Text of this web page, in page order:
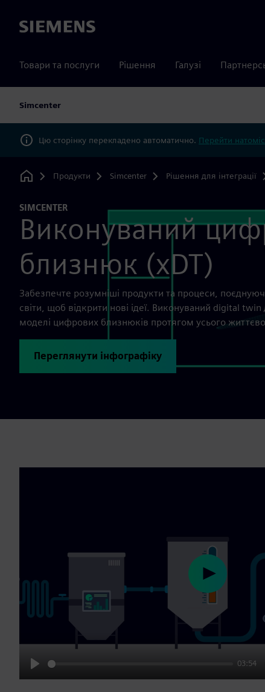
Siemens
Товари та послуги Рішення Галузі
Simcenter
Цю сторінку перекладено автоматично. Перейти
Home
Продукти Simcenter Рішення для інтеграції
SIMCENTER
Виконуваний
близнюк (xDT)
Забезпечте розумніші продукти та процеси,
світи, щоб відкрити нові ідеї. Виконуваний digital
моделі цифрових близнюків протягом усього
Переглянути інфографіку
Play
03:54
Play